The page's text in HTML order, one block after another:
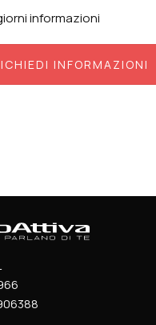
informazioni
INFORMAZIONI